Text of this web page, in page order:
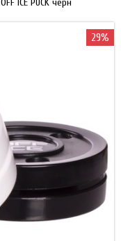
ICE PUCK черн
29%